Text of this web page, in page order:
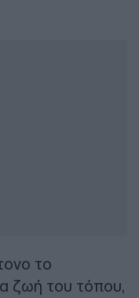
το
ζωή του τόπου,